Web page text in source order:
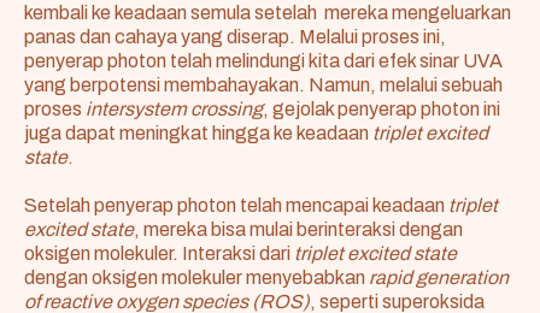
kembali ke keadaan semula setelah mereka mengeluarkan
panas dan cahaya yang diserap. Melalui proses ini,
penyerap photon telah melindungi kita dari efek sinar UVA
yang berpotensi membahayakan. Namun, melalui sebuah
proses intersystem crossing, gejolak penyerap photon ini
juga dapat meningkat hingga ke keadaan triplet excited
state.
Setelah penyerap photon telah mencapai keadaan triplet
excited state, mereka bisa mulai berinteraksi dengan
oksigen molekuler. Interaksi dari triplet excited state
dengan oksigen molekuler menyebabkan rapid generation
of reactive oxygen species (ROS), seperti superoksida